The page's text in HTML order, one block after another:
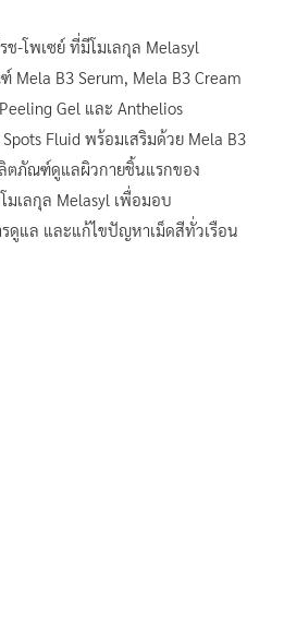
-โพเซย์ ที่มีโมเลกุล Melasyl
B3 Serum, Mela B3 Cream
Gel และ Anthelios
Fluid พร้อมเสริมด้วย Mela B3
ตภัณฑ์ดูแลผิวกายชิ้นแรกของ
เลกุล Melasyl เพื่อมอบ
ดูแล และแก้ไขปัญหาเม็ดสีทั่วเรือน